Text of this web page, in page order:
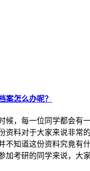
案怎么办呢？
候，每一位同学都会有
资料对于大家来说非常
不知道这份资料究竟有
加考研的同学来说，大